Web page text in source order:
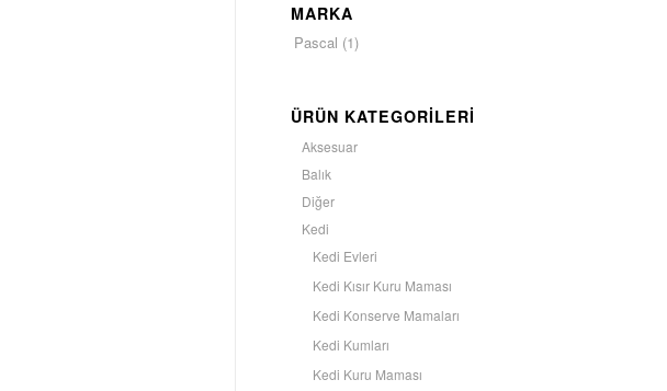
MARKA
Pascal (1)
ÜRÜN KATEGORILERI
Aksesuar
Balık
Diğer
Kedi
Kedi Evleri
Kedi Kısır Kuru Maması
Kedi Konserve Mamaları
Kedi Kumları
Kedi Kuru Maması